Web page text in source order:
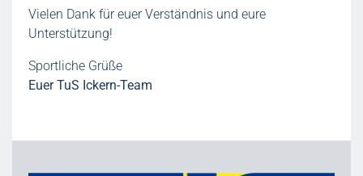
Vielen Dank für euer Verständnis und eure
Unterstützung!
Sportliche Grüße
Euer TuS Ickern-Team